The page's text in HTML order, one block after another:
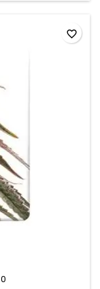
0
favorite_border